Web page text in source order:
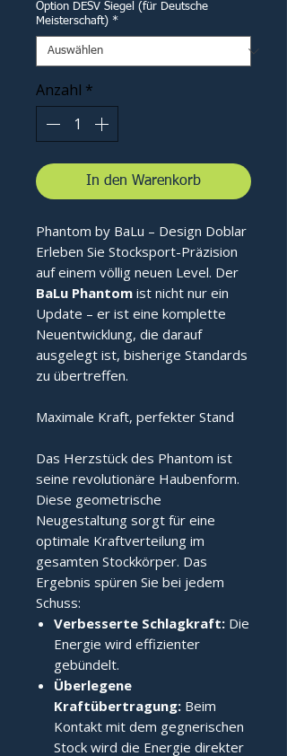
Option DESV Siegel (für Deutsche
Meisterschaft) *
Anzahl *
In den Warenkorb
Phantom by BaLu – Design Doblar
Erleben Sie Stocksport-Präzision
auf einem völlig neuen Level. Der
BaLu Phantom ist nicht nur ein
Update – er ist eine komplette
Neuentwicklung, die darauf
ausgelegt ist, bisherige Standards
zu übertreffen.
Maximale Kraft, perfekter Stand
Das Herzstück des Phantom ist
seine revolutionäre Haubenform.
Diese geometrische
Neugestaltung sorgt für eine
optimale Kraftverteilung im
gesamten Stockkörper. Das
Ergebnis spüren Sie bei jedem
Schuss:
Verbesserte Schlagkraft: Die
Energie wird effizienter
gebündelt.
Überlegene
Kraftübertragung: Beim
Kontakt mit dem gegnerischen
Stock wird die Energie direkter